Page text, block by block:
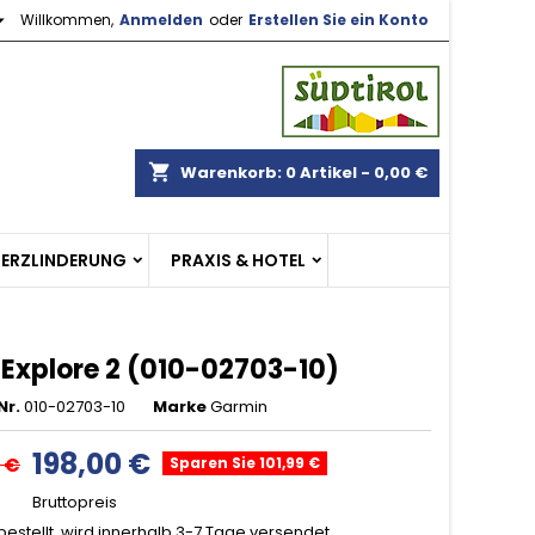
Willkommen, Anmelden oder Erstellen Sie ein Konto
shopping_cart Warenkorb: 0Artikel - 0,00 €
PRAXIS & HOTEL
2 (010-02703-10)
010-02703-10 MarkeGarmin
€ 198,00 € Sparen Sie 101,99 €
Bruttopreis